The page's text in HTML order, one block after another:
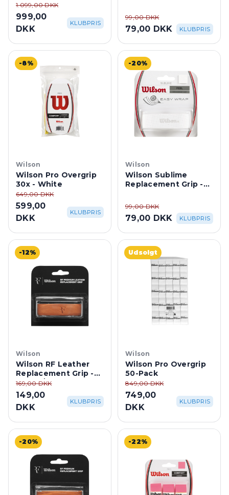
1.099,00 DKK
999,00
DKK
KLUBPRIS
99,00 DKK
79,00 DKK KLUBPRIS
-8%
Wilson
Wilson Pro Overgrip
30x - White
649,00 DKK
599,00
DKK
KLUBPRIS
-20%
Wilson
Wilson Sublime
Replacement Grip -
99,00 DKK
79,00 DKK KLUBPRIS
-12%
Wilson
Wilson RF Leather
Replacement Grip -
Brown/Black
169,00 DKK
149,00
DKK
KLUBPRIS
Udsolgt
Wilson
Wilson Pro Overgrip
50-Pack
849,00 DKK
749,00
DKK
KLUBPRIS
-20% -22%